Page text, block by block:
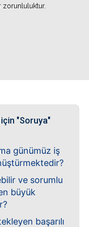
zorunluluktur.
"Soruya"
günümüz iş
ve sorumlu
büyük
başarılı